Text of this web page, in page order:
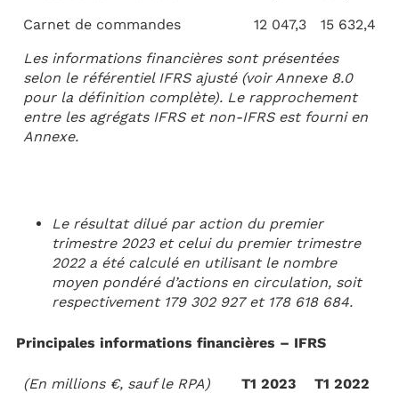
Carnet de commandes
12 047,3
15 632,4
Les informations financières sont présentées
selon le référentiel IFRS ajusté (voir Annexe 8.0
pour la définition complète). Le rapprochement
entre les agrégats IFRS et non-IFRS est fourni en
Annexe.
Le résultat dilué par action du premier
trimestre 2023 et celui du premier trimestre
2022 a été calculé en utilisant le nombre
moyen pondéré d’actions en circulation, soit
respectivement 179 302 927 et 178 618 684.
Principales informations financières – IFRS
(En millions €, sauf le RPA) T1 2023
T1 2022